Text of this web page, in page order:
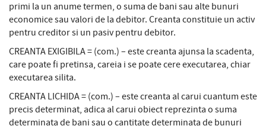
primi la un anume termen, o suma de bani sau alte bunuri
economice sau valori de la debitor. Creanta constituie un activ
pentru creditor si un pasiv pentru debitor.
CREANTA EXIGIBILA = (com.) – este creanta ajunsa la scadenta,
care poate fi pretinsa, careia i se poate cere executarea, chiar
executarea silita.
CREANTA LICHIDA = (com.) – este creanta al carui cuantum este
precis determinat, adica al carui obiect reprezinta o suma
determinata de bani sau o cantitate determinata de bunuri